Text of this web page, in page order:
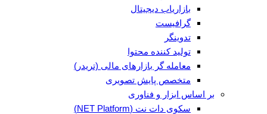
بازاریاب دیجیتال
گرافیست
تدوینگر
تولید کننده محتوا
معامله گر بازارهای مالی (تریدر)
متخصص پایش تصویری
بر اساس ابزار و فناوری
سکوی دات نت (NET Platform)